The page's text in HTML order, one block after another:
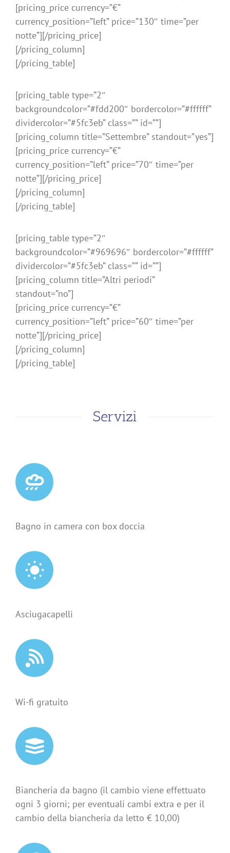
[pricing_price currency=”€”
currency_position=”left” price=”130″ time=”per
notte”][/pricing_price]
[/pricing_column]
[/pricing_table]
[pricing_table type=”2″
backgroundcolor=”#fdd200″ bordercolor=”#ffffff”
dividercolor=”#5fc3eb” class=”” id=””]
[pricing_column title=”Settembre” standout=”yes”]
[pricing_price currency=”€”
currency_position=”left” price=”70″ time=”per
notte”][/pricing_price]
[/pricing_column]
[/pricing_table]
[pricing_table type=”2″
backgroundcolor=”#969696″ bordercolor=”#ffffff”
dividercolor=”#5fc3eb” class=”” id=””]
[pricing_column title=”Altri periodi”
standout=”no”]
[pricing_price currency=”€”
currency_position=”left” price=”60″ time=”per
notte”][/pricing_price]
[/pricing_column]
[/pricing_table]
Servizi
Bagno in camera con box doccia
Asciugacapelli
Wi-fi gratuito
Biancheria da bagno (il cambio viene effettuato
ogni 3 giorni; per eventuali cambi extra e per il
cambio della biancheria da letto € 10,00)